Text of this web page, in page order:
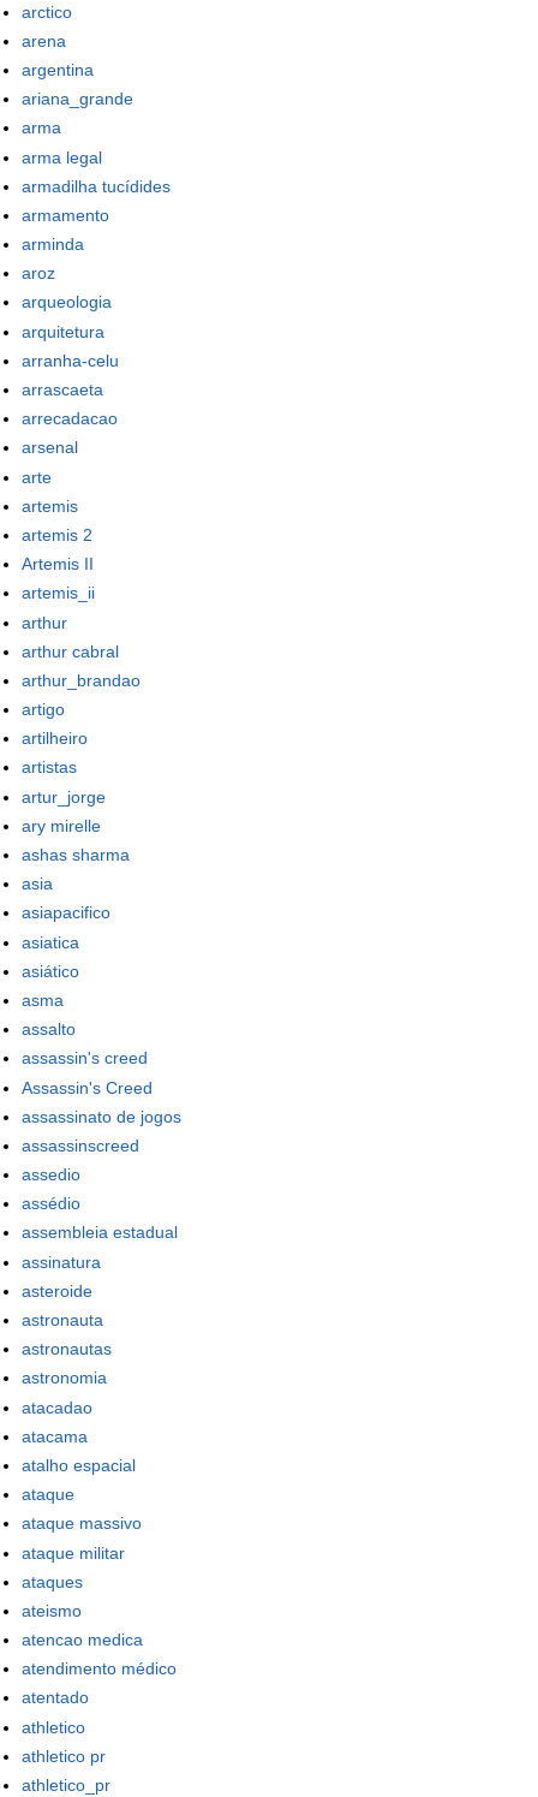
arctico
arena
argentina
ariana_grande
arma
arma legal
armadilha tucídides
armamento
arminda
aroz
arqueologia
arquitetura
arranha-celu
arrascaeta
arrecadacao
arsenal
arte
artemis
artemis 2
Artemis II
artemis_ii
arthur
arthur cabral
arthur_brandao
artigo
artilheiro
artistas
artur_jorge
ary mirelle
ashas sharma
asia
asiapacifico
asiatica
asiático
asma
assalto
assassin's creed
Assassin's Creed
assassinato de jogos
assassinscreed
assedio
assédio
assembleia estadual
assinatura
asteroide
astronauta
astronautas
astronomia
atacadao
atacama
atalho espacial
ataque
ataque massivo
ataque militar
ataques
ateismo
atencao medica
atendimento médico
atentado
athletico
athletico pr
athletico_pr